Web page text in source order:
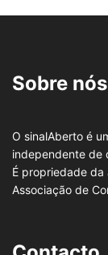
Sobre nós
O sinalAberto é
independente de
É propriedade da
Associação de